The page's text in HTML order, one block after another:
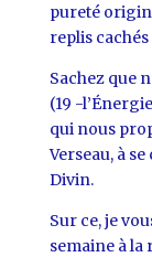
pureté
replis
Sachez que
(19 -
qui nous
Verseau, à
Divin.
Sur ce, je
semaine à